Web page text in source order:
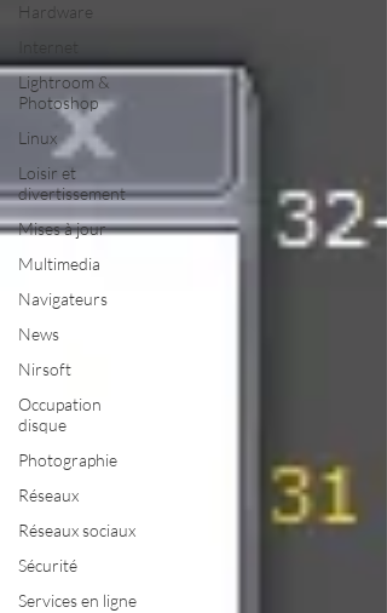
Hardware
Lightroom &
Photoshop
Linux
Loisir et
divertissement
Mises à jour
Multimedia
Navigateurs
News
Nirsoft
Occupation
disque
Photographie
Réseaux
Réseaux sociaux
Sécurité
Services en ligne